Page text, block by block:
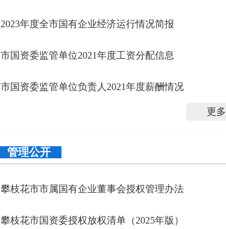
2023年度全市国有企业经济运行情况简报
市国资委监管单位2021年度工资分配信息
市国资委监管单位负责人2021年度薪酬情况
更多
管理公开
攀枝花市市属国有企业董事会授权管理办法
攀枝花市国资委授权放权清单（2025年版）